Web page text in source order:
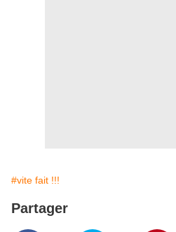
#vite fait !!!
Partager